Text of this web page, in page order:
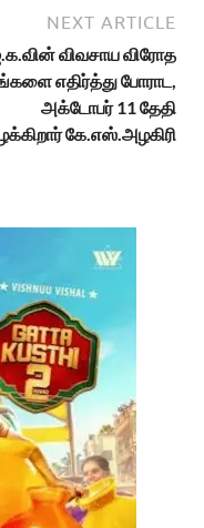
NEXT ARTICLE
விவசாய விரோத
எதிர்த்து போராட,
அக்டோபர் 11 தேதி
கே.எஸ்.அழகிரி